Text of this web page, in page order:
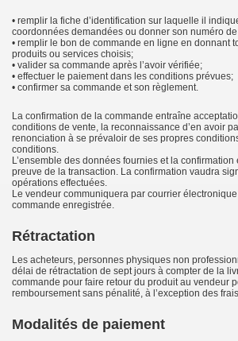
• remplir la fiche d’identification sur laquelle il
coordonnées demandées ou donner son numéro de
• remplir le bon de commande en ligne en donnant
produits ou services choisis;
• valider sa commande après l’avoir vérifiée;
• effectuer le paiement dans les conditions prévues;
• confirmer sa commande et son règlement.
La confirmation de la commande entraîne
conditions de vente, la reconnaissance d’en avoir
renonciation à se prévaloir de ses propres
conditions.
L’ensemble des données fournies et la
preuve de la transaction. La confirmation vaudra
opérations effectuées.
Le vendeur communiquera par courrier
commande enregistrée.
Rétractation
Les acheteurs, personnes physiques non
délai de rétractation de sept jours à compter de la
commande pour faire retour du produit au vendeur
remboursement sans pénalité, à l’exception des
Modalités de paiement